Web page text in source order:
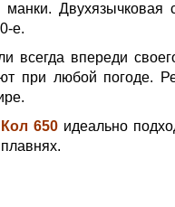
манки.
е.
всегда впереди
при любой погоде.
650идеально